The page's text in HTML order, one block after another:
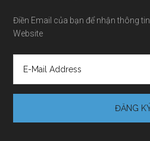
Điền Email của bạn để nhận thông
Website